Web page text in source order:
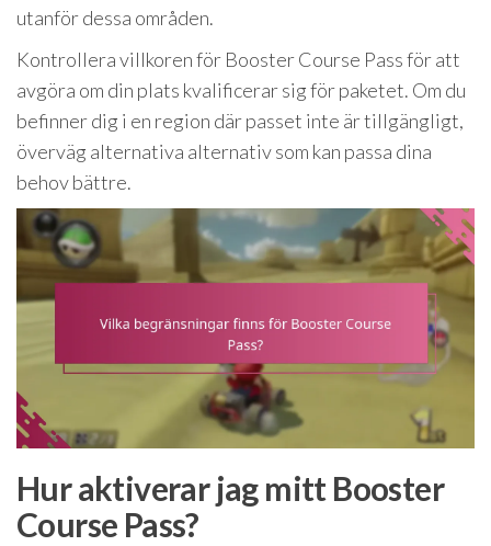
utanför dessa områden.
Kontrollera villkoren för Booster Course Pass för att
avgöra om din plats kvalificerar sig för paketet. Om du
befinner dig i en region där passet inte är tillgängligt,
överväg alternativa alternativ som kan passa dina
behov bättre.
Hur aktiverar jag mitt Booster
Course Pass?